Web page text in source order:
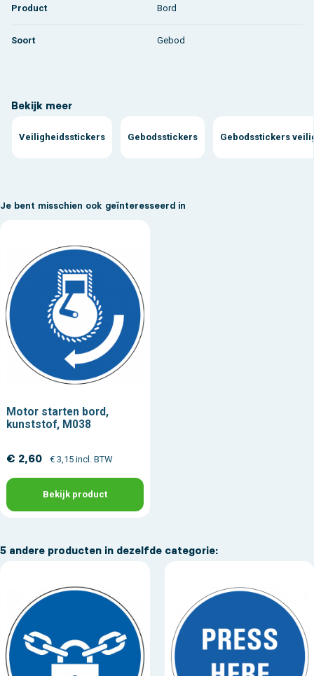
Product Bord
Soort Gebod
Bekijk meer
Veiligheidsstickers Gebodsstickers Gebodsstickers
Je bent misschien ook geïnteresseerd in
Motor starten bord,
kunststof, M038
€ 2,60 € 3,15 incl. BTW
Bekijk product
5 andere producten in dezelfde categorie: